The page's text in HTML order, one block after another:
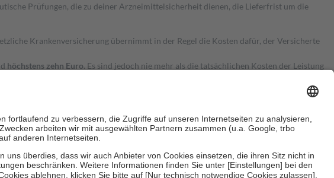
Prüfungen, die zu deiner Arzneimittelsicherheit dienen, die Lieferfrist um die
Krankenversicherung übernimmt in der Regel die Kosten dafür, der Versicherte
höchstens zehn Euro. Es sind jedoch nie mehr als die tatsächlichen Kosten der Leistung
fallenkeine Zuzahlungen an bei: